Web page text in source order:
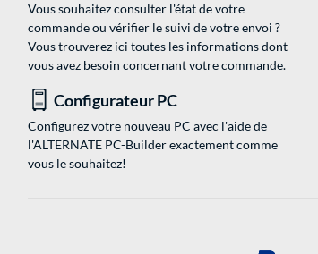
Vous souhaitez consulter l'état de votre
commande ou vérifier le suivi de votre envoi ?
Vous trouverez ici toutes les informations dont
vous avez besoin concernant votre commande.
Configurateur PC
Configurez votre nouveau PC avec l'aide de
l'ALTERNATE PC-Builder exactement comme
vous le souhaitez!